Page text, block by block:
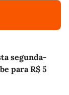
segunda-
para R$ 5